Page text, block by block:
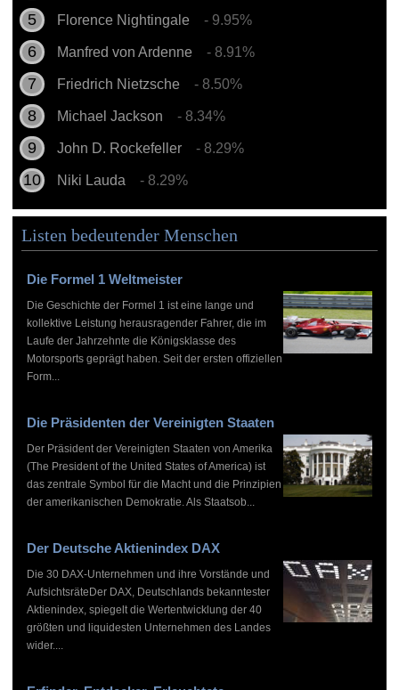
Florence Nightingale - 9.95%
Manfred von Ardenne - 8.91%
Friedrich Nietzsche - 8.50%
Michael Jackson - 8.34%
John D. Rockefeller - 8.29%
Niki Lauda - 8.29%
Listen bedeutender Menschen
Die Formel 1 Weltmeister
Die Geschichte der Formel 1 ist eine lange und
kollektive Leistung herausragender Fahrer, die im
Laufe der Jahrzehnte die Königsklasse des
Motorsports geprägt haben. Seit der ersten offiziellen
Form...
Die Präsidenten der Vereinigten Staaten
Der Präsident der Vereinigten Staaten von Amerika
(The President of the United States of America) ist
das zentrale Symbol für die Macht und die Prinzipien
der amerikanischen Demokratie. Als Staatsob...
Der Deutsche Aktienindex DAX
Die 30 DAX-Unternehmen und ihre Vorstände und
AufsichtsräteDer DAX, Deutschlands bekanntester
Aktienindex, spiegelt die Wertentwicklung der 40
größten und liquidesten Unternehmen des Landes
wider....